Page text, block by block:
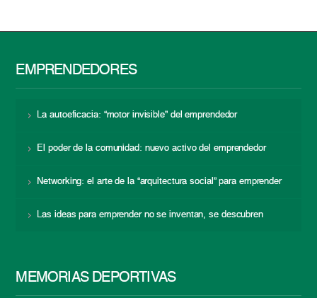
EMPRENDEDORES
La autoeficacia: “motor invisible” del emprendedor
El poder de la comunidad: nuevo activo del emprendedor
Networking: el arte de la “arquitectura social” para emprender
Las ideas para emprender no se inventan, se descubren
MEMORIAS DEPORTIVAS